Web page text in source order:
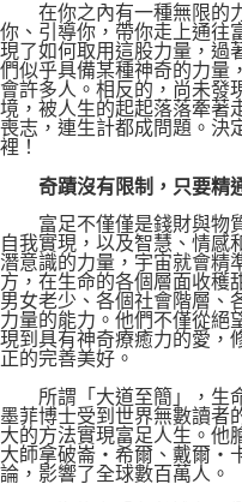
在你之內有一種無限的力
你、引導你，帶你走上通往
現了如何取用這股力量，過
們似乎具備某種神奇的力量
會許多人。相反的，尚未發
境，被人生的起起落落牽著
喪志，連生計都成問題。決
裡！
奇蹟沒有限制，只要精
富足不僅僅是錢財與物質
自我實現，以及智慧、情感
潛意識的力量，宇宙就會精
方，在生命的各個層面收穫
男女老少、各個社會階層、
力量的能力。他們不僅從絕
現到具有神奇療癒力的愛，
正的完善美好。
所謂「大道至簡」，生命
墨菲博士受到世界無數讀者
大的方法實現富足人生。他
大師拿破崙‧希爾、戴爾‧
論，影響了全球數百萬人。